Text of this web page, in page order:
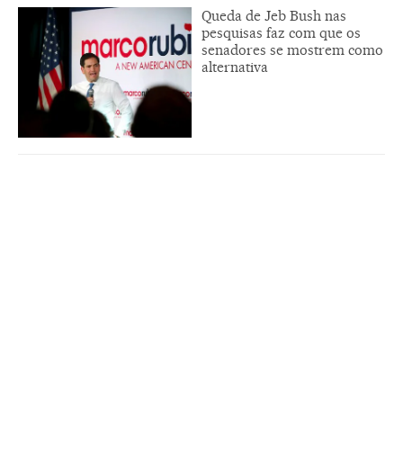
Queda de Jeb Bush nas
pesquisas faz com que os
senadores se mostrem como
alternativa